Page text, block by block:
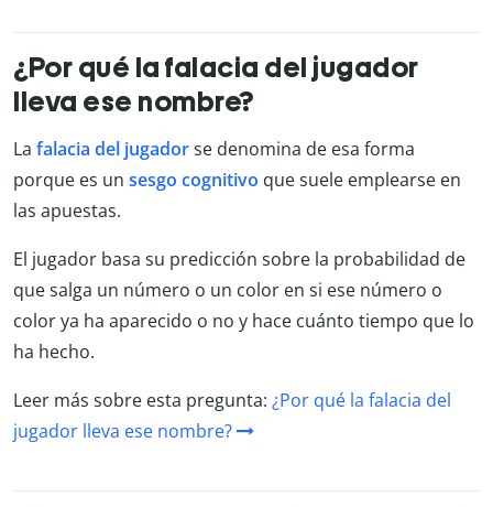
¿Por qué la falacia del jugador
lleva ese nombre?
La falacia del jugadorse denomina de esa forma
porque es un sesgo cognitivo que suele emplearse en
las apuestas.
El jugador basa su predicción sobre la probabilidad de
que salga un número o un color en si ese número o
color ya ha aparecido o no y hace cuánto tiempo que lo
ha hecho.
Leer más sobre esta pregunta: ¿Por qué la falacia del
jugador lleva ese nombre?